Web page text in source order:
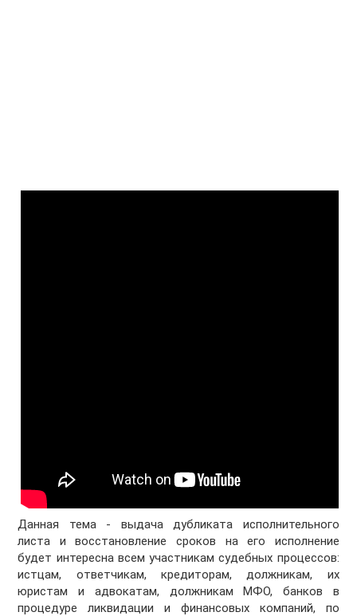
Данная тема - выдача дубликата исполнительного
листа и восстановление сроков на его исполнение
будет интересна всем участникам судебных процессов:
истцам, ответчикам, кредиторам, должникам, их
юристам и адвокатам, должникам МФО, банков в
процедуре ликвидации и финансовых компаний, по